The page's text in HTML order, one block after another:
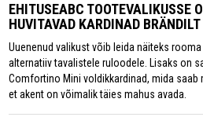
EHITUSEABC TOOTEVALIKUSSE
HUVITAVAD KARDINAD
Uuenenud valikust võib leida näiteks
alternatiiv tavalistele ruloodele. Lisaks on
Comfortino Mini voldikkardinad, mida saab
et akent on võimalik täies mahus avada.